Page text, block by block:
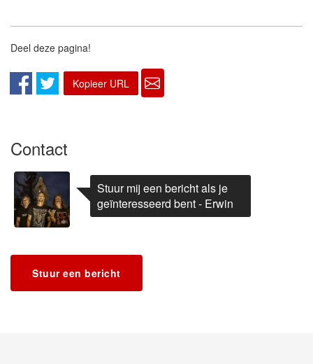
Deel deze pagina!
Kopieer URL
Contact
Stuur mij een bericht als je
geïnteresseerd bent - Erwin
Stuur een bericht